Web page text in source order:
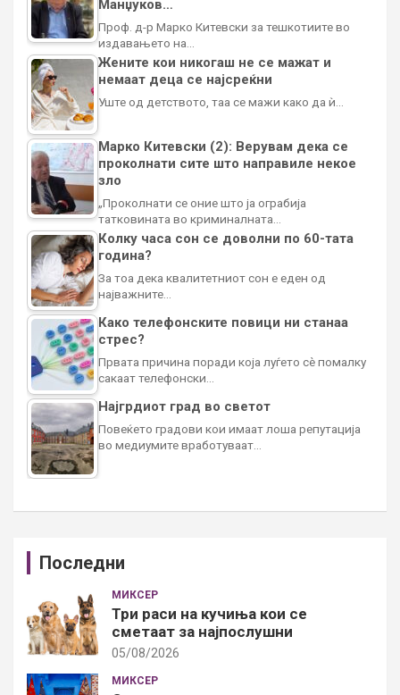
Манџуков…
Проф. д-р Марко Китевски за тешкотиите во
издавањето на…
Жените кои никогаш не се мажат и
немаат деца се најсреќни
Уште од детството, таа се мажи како да ѝ…
Марко Китевски (2): Верувам дека се
проколнати сите што направиле некое
зло
„Проколнати се оние што ја ограбија
татковината во криминалната…
Колку часа сон се доволни по 60-тата
година?
За тоа дека квалитетниот сон е еден од
најважните…
Како телефонските повици ни станаа
стрес?
Првата причина поради која луѓето сè помалку
сакаат телефонски…
Најгрдиот град во светот
Повеќето градови кои имаат лоша репутација
во медиумите вработуваат…
Последни
МИКСЕР
Три раси на кучиња кои се
сметаат за најпослушни
05/08/2026
МИКСЕР